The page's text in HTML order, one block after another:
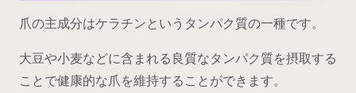
爪の主成分はケラチンというタンパク質の一種です。
大豆や小麦などに含まれる良質なタンパク質を摂取する
ことで健康的な爪を維持することができます。